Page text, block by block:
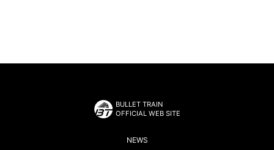
BULLET TRAIN
OFFICIAL WEB SITE
NEWS